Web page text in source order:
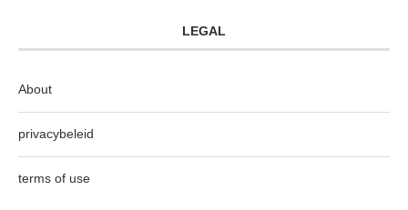
LEGAL
About
privacybeleid
terms of use